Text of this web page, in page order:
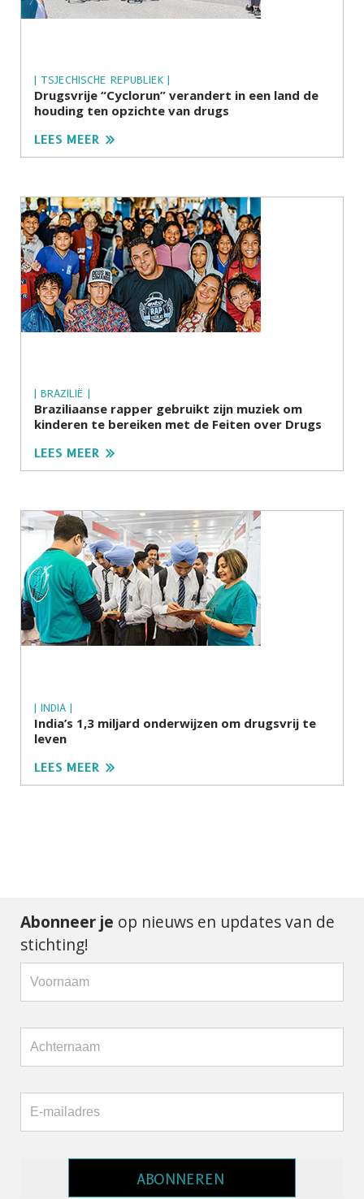
| TSJECHISCHE REPUBLIEK |
Drugsvrije “Cyclorun” verandert in een land de
houding ten opzichte van drugs
LEES MEER
| BRAZILIË |
Braziliaanse rapper gebruikt zijn muziek om
kinderen te bereiken met de Feiten over Drugs
LEES MEER
| INDIA |
India’s 1,3 miljard onderwijzen om drugsvrij te
leven
LEES MEER
Abonneer je op nieuws en updates van de
stichting!
ABONNEREN